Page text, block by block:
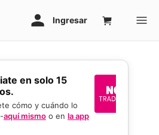
en solo 15
cómo y cuándo lo
aquí mismo o en la app